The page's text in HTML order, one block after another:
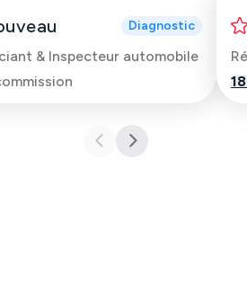
Diagnostic
& Inspecteur automobile
18